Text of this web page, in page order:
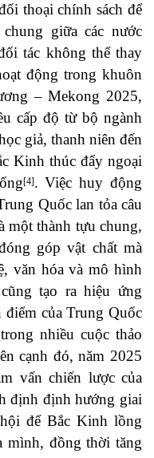
thoại chính sách để
giữa các nước
tác không thể thay
động trong khuôn
– Mekong 2025,
cấp độ từ bộ ngành
giả, thanh niên đến
Kinh thúc đẩy ngoại
[4] . Việc huy động
Quốc lan tỏa câu
một thành tựu chung,
góp vật chất mà
văn hóa và mô hình
tạo ra hiệu ứng
điểm của Trung Quốc
nhiều cuộc thảo
cạnh đó, năm 2025
vấn chiến lược của
định định hướng giai
để Bắc Kinh lồng
mình, đồng thời tăng